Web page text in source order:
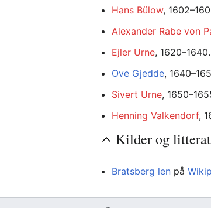
Hans Bülow,
Alexander Rabe von
Ejler Urne, 1620–1640.
Ove Gjedde,
Sivert Urne,
Henning Valkendorf,
Kilder og
Bratsberg len på